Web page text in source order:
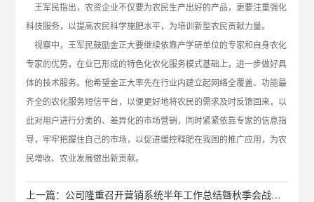
王军民指出，农资企业不仅要为农民生产出好的产品，更要注重强化
科技服务，以提高农民科学施肥水平，为培训新型农民贡献力量。
视察中，王军民鼓励金正大要继续依靠产学研单位的专家和自身农化
专家的优势，在业已形成的特色化农化服务模式基础上，进一步做好具
体的技术服务。他希望金正大率先在行业内建立起网络全覆盖、功能最
齐全的农化服务短信平台，以便更好地将农民的需求及时反馈回来，以
此对用户进行分类的、差异化的市场营销，同时紧紧依靠专家的信息指
导，牢牢把握住自己的市场，以促进缓控释肥在我国的推广应用，为农
民增收、农业发展做出新贡献。
上一篇：公司隆重召开营销系统半年工作总结曁秋季会战动员会